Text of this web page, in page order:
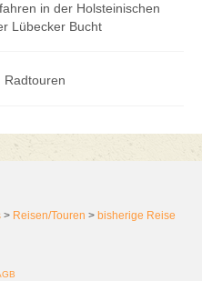
in der Holsteinischen
Lübecker Bucht
Radtouren
> Reisen/Touren > bisherige Reise